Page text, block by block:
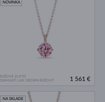
RUŽOVÉ ZLATO
DIAMANT LAB GROWN RŮŽOVÝ
NOVINKA
1 561 €
NA SKLADE